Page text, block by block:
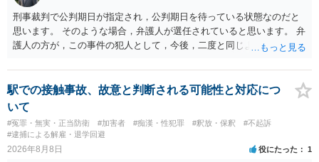
ません。したがって，自分が犯人であるとされることはないのです。
ですから，相談者の場合は，大丈夫です。安心してください。それで
は，①～③に答えます。 ①について 腕の動き，女性への向かい方をみ
れば，酔っていて偶然の出来事か，意図的に偶然を装うように触った
のかは，わかります。触る瞬間ではなくて，触るまでの状況の方が重
要です。酔っていてふらついていたのであれば，そのときだけふらつ
いているわけではありません。腕の振り方も，そのときだけ偶然大き
くなるわけではありません。ですから，本件では，意図的だと疑われ
ることはないと思います。その雰囲気は，当たってしまった女性にも
伝わっていたのでしょう。ですから大丈夫です。なお，故意は，主観
面の話なので，防犯カメラの映像で決められることはありません。本
刑事裁判で公判期日が指定され，公判期日を待っている状態なのだと
思います。 そのような場合，弁護人が選任されていると思います。 弁
護人の方が，この事件の犯人として，今後，二度と同じような犯罪を
いかアドバイスしてくれると思います。そして，書いた内容は，被告
人質問などで活用されることになると思います。 裁判のためだけに記
録するわけではないかもしれませんが，「裁判において証拠として利
用できる可能性があれば」と考えているのであれば，本件について証
拠も見て内容を把握している，弁護人の方と相談して書く内容を打ち
合わせて進めるのが，裁判の観点では一番効果的だと思います。 適応
駅での接触事故、故意と判断される可能性と対応につ
いて
#冤罪・無実・正当防衛 #加害者 #痴漢・性犯罪 #釈放・保釈
#不起訴
#逮捕による解雇・退学回避
2026年8月8日 役にたった 1